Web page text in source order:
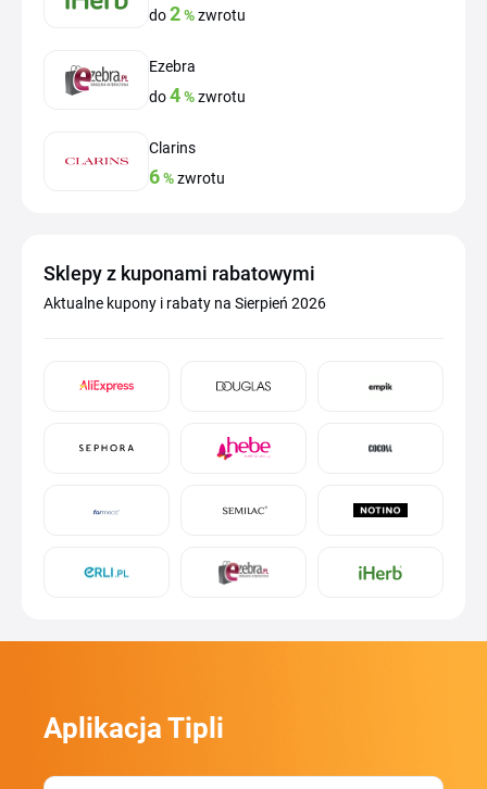
do2%zwrotu
Ezebra
do4%zwrotu
Clarins
6%zwrotu
Sklepy z kuponami rabatowymi
Aktualne kupony i rabaty na Sierpień 2026
Aplikacja Tipli